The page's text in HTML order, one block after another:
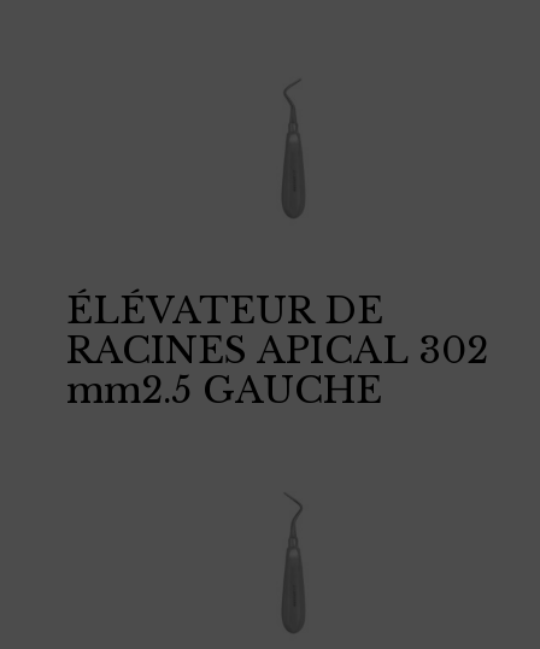
ÉLÉVATEUR DE
RACINES APICAL 302
mm2.5 GAUCHE